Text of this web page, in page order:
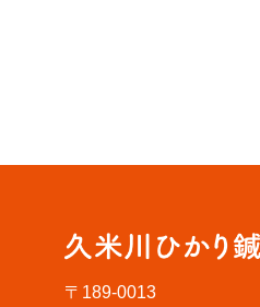
〒189-0013